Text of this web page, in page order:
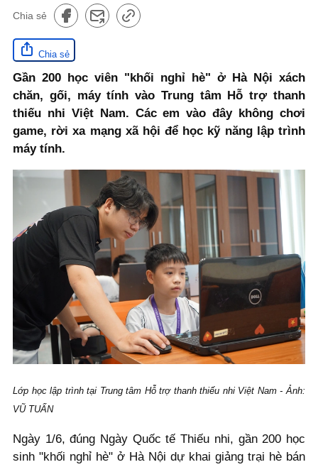
Chia sẻ
Chia sẻ
Gần 200 học viên "khối nghỉ hè" ở Hà Nội xách
chăn, gối, máy tính vào Trung tâm Hỗ trợ thanh
thiếu nhi Việt Nam. Các em vào đây không chơi
game, rời xa mạng xã hội để học kỹ năng lập trình
máy tính.
Lớp học lập trình tại Trung tâm Hỗ trợ thanh thiếu nhi Việt Nam - Ảnh:
VŨ TUẤN
Ngày 1/6, đúng Ngày Quốc tế Thiếu nhi, gần 200 học
sinh "khối nghỉ hè" ở Hà Nội dự khai giảng trại hè bán